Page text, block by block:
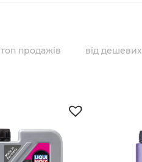
топ продажів від дешевих